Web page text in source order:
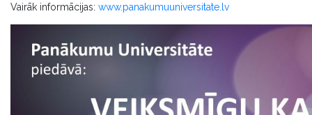
Vairāk informācijas: www.panakumuuniversitate.lv